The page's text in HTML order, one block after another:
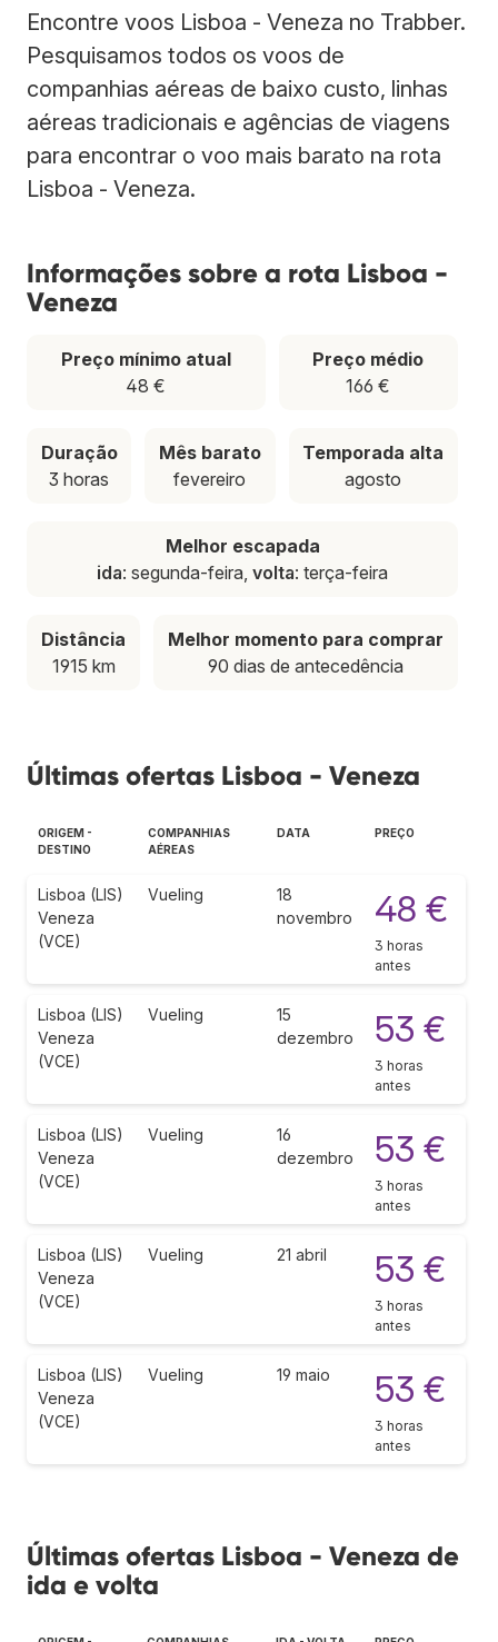
Encontre voos Lisboa - Veneza no Trabber.
Pesquisamos todos os voos de
companhias aéreas de baixo custo, linhas
aéreas tradicionais e agências de viagens
para encontrar o voo mais barato na rota
Lisboa - Veneza.
Informações sobre a rota Lisboa -
Veneza
Preço mínimo atual
48 €
Preço médio
166 €
Duração
3 horas
Mês barato
fevereiro
Temporada alta
agosto
Melhor escapada
ida: segunda-feira, volta: terça-feira
Distância
1915 km
Melhor momento para comprar
90 dias de antecedência
Últimas ofertas Lisboa - Veneza
ORIGEM -
DESTINO
COMPANHIAS
AÉREAS
DATA PREÇO
Lisboa (LIS)
Veneza
(VCE)
Vueling
18
novembro
48 €
3 horas
antes
Lisboa (LIS)
Veneza
(VCE)
Vueling
15
dezembro
53 €
3 horas
antes
Lisboa (LIS)
Veneza
(VCE)
Vueling
16
dezembro
53 €
3 horas
antes
Lisboa (LIS)
Veneza
(VCE)
Vueling 21 abril 53 €
3 horas
antes
Lisboa (LIS)
Veneza
(VCE)
Vueling 19 maio 53 €
3 horas
antes
Últimas ofertas Lisboa - Veneza de
ida e volta